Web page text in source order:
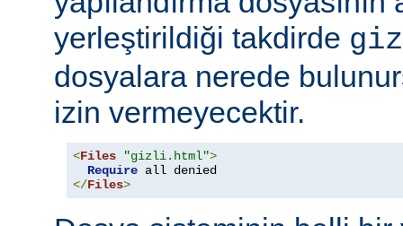
yerleştirildiği takdirde
dosyalara nerede
izin vermeyecektir.
<Files "gizli.html">
Require
</Files>